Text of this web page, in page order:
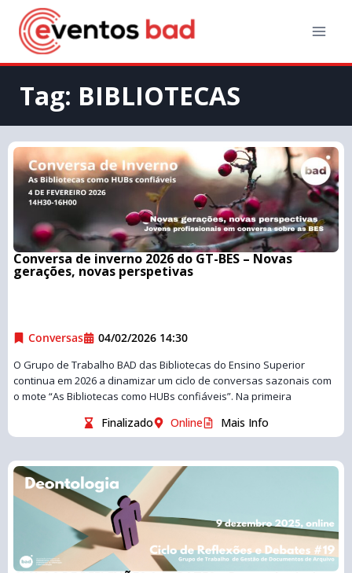
Tag: BIBLIOTECAS
Conversa de inverno 2026 do GT-BES – Novas
gerações, novas perspetivas
Conversas 04/02/2026 14:30
O Grupo de Trabalho BAD das Bibliotecas do Ensino Superior
continua em 2026 a dinamizar um ciclo de conversas sazonais com
o mote “As Bibliotecas como HUBs confiáveis”. Na primeira
Finalizado Online Mais Info